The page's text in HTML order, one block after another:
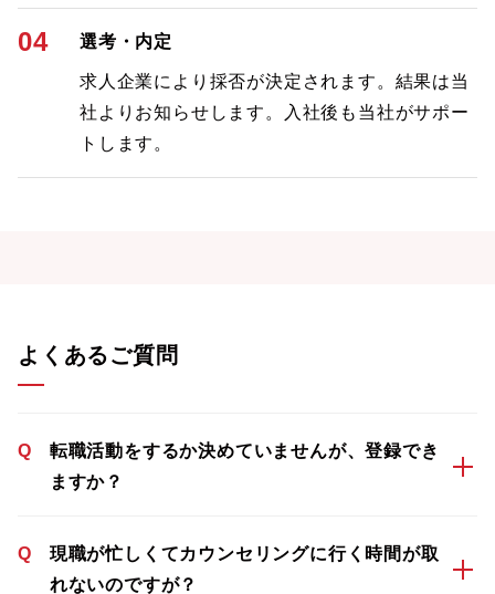
04 選考・内定
求人企業により採否が決定されます。結果は当
社よりお知らせします。入社後も当社がサポー
トします。
よくあるご質問
Q
転職活動をするか決めていませんが、登録でき
ますか？
Q
現職が忙しくてカウンセリングに行く時間が取
れないのですが？